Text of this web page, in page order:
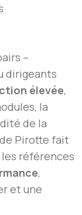
–
dirigeants
élevée,
la
de la
Pirotte fait
les références
,
et une